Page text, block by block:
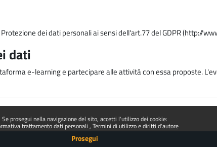
Se prosegui nella navigazione del sito, accetti l'utilizzo dei cookie:
trattamento dati personali Termini di utilizzo e diritti d'autore
Prosegui
dei dati personali ai sensi dell'art.77 del GDPR (http://
dati
e-learning e partecipare alle attività con essa proposte.